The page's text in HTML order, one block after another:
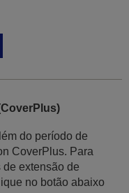
do período de
CoverPlus. Para
extensão de
no botão abaixo